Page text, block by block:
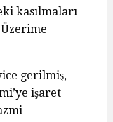
kasılmaları
gerilmiş,
işaret